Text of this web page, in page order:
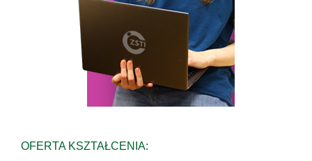
OFERTA KSZTAŁCENIA: